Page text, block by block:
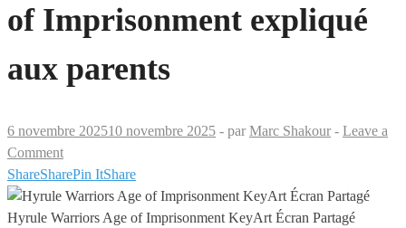
of Imprisonment expliqué
aux parents
6 novembre 202510 novembre 2025 - par Marc Shakour - Leave a
Comment
ShareSharePin ItShare
Hyrule Warriors Age of Imprisonment KeyArt Écran Partagé